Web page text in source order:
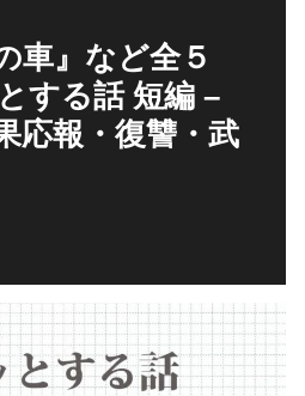
車』など全５
する話 短編 –
応報・復讐・武